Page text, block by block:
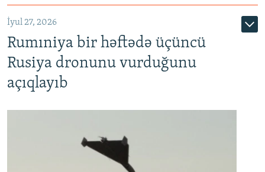
İyul 27, 2026
Rumıniya bir həftədə üçüncü
Rusiya dronunu vurduğunu
açıqlayıb